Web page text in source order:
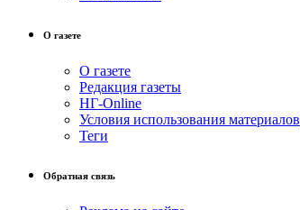
О газете
О газете
Редакция газеты
НГ-Online
Условия использования материалов
Теги
Обратная связь